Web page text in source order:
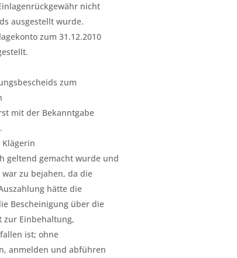
nicht
ausgestellt wurde.
zum 31.12.2010
zum
mit der Bekanntgabe
geltend gemacht wurde und
zu bejahen, da die
hätte die
Bescheinigung über die
zur Einbehaltung,
ist; ohne
anmelden und abführen